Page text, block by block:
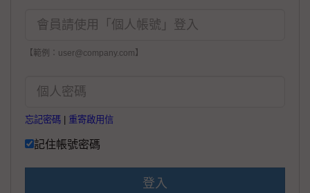
【範例：user@company.com】
忘記密碼 重寄啟用信
記住帳號密碼
登入